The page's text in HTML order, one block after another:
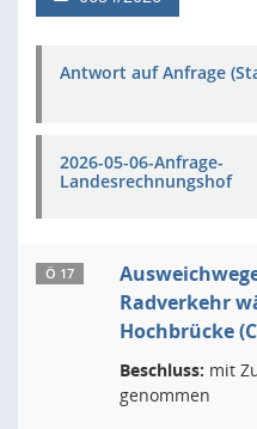
Antwort auf Anfrage
2026-05-06-Anfrage-
Landesrechnungshof
Ö 17
Radverkehr
Hochbrücke
Beschluss: mit
genommen